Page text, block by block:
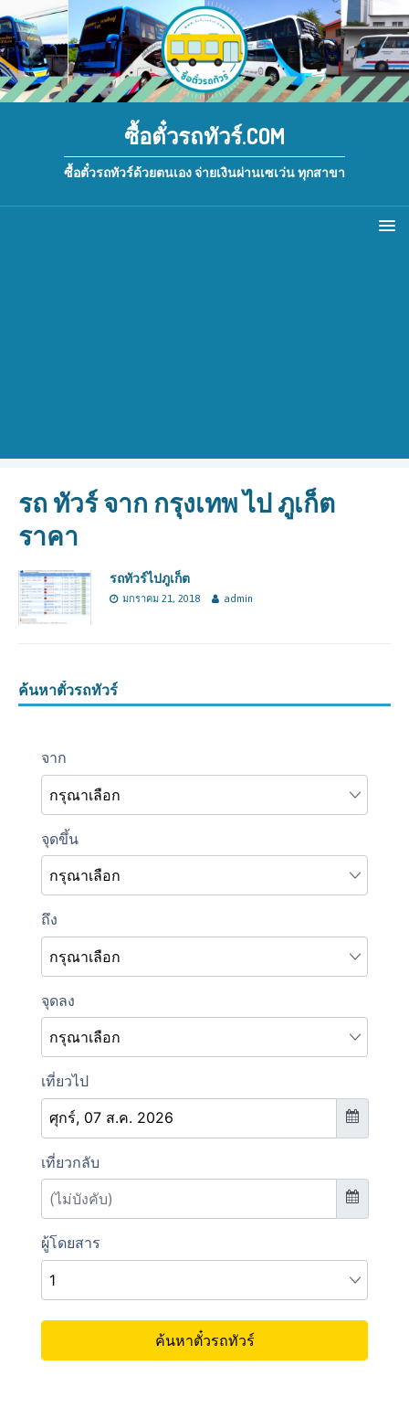
ซื้อตั๋วรถทัวร์.COM
ซื้อตั๋วรถทัวร์ด้วยตนเอง จ่ายเงินผ่านเซเว่น ทุกสาขา
รถ ทัวร์ จาก กรุงเทพ ไป ภูเก็ต
ราคา
รถทัวร์ไปภูเก็ต
มกราคม 21, 2018 admin
ค้นหาตั๋วรถทัวร์